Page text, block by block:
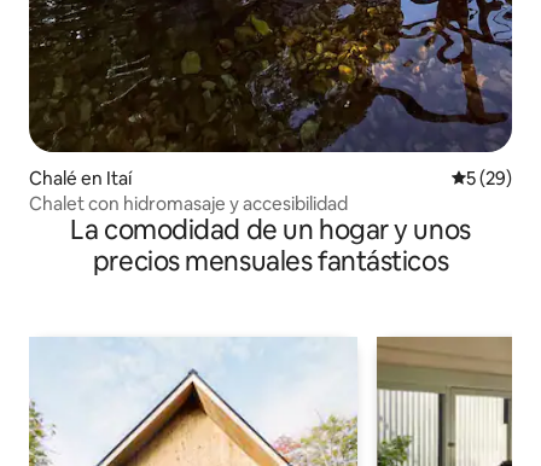
Chalé en Itaí
5 (29)
Chalet con hidromasaje y accesibilidad
La comodidad de un hogar y unos
precios mensuales fantásticos